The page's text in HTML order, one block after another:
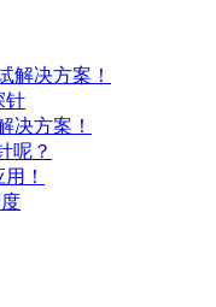
解决方案！
针
决方案！
呢？
！